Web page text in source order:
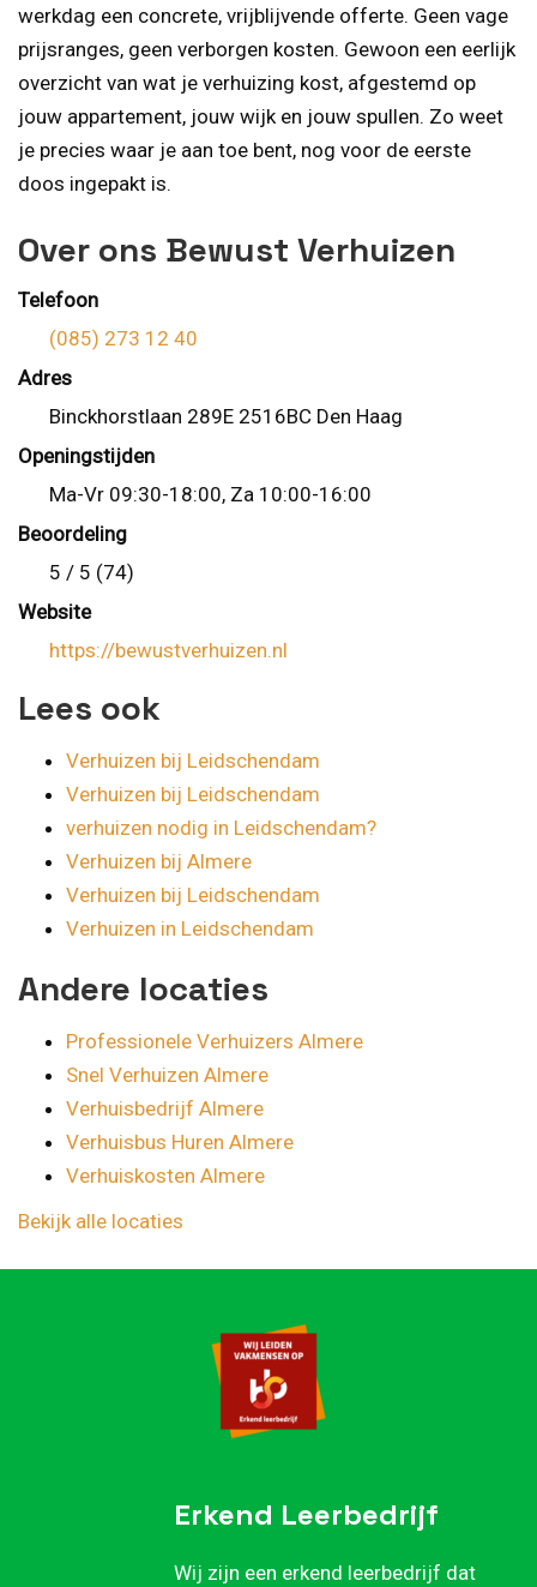
werkdag een concrete, vrijblijvende offerte. Geen vage
prijsranges, geen verborgen kosten. Gewoon een eerlijk
overzicht van wat je verhuizing kost, afgestemd op
jouw appartement, jouw wijk en jouw spullen. Zo weet
je precies waar je aan toe bent, nog voor de eerste
doos ingepakt is.
Over ons Bewust Verhuizen
Telefoon
(085) 273 12 40
Adres
Binckhorstlaan 289E 2516BC Den Haag
Openingstijden
Ma-Vr 09:30-18:00, Za 10:00-16:00
Beoordeling
5 / 5 (74)
Website
https://bewustverhuizen.nl
Lees ook
Verhuizen bij Leidschendam
Verhuizen bij Leidschendam
verhuizen nodig in Leidschendam?
Verhuizen bij Almere
Verhuizen bij Leidschendam
Verhuizen in Leidschendam
Andere locaties
Professionele Verhuizers Almere
Snel Verhuizen Almere
Verhuisbedrijf Almere
Verhuisbus Huren Almere
Verhuiskosten Almere
Bekijk alle locaties
Erkend Leerbedrijf
Wij zijn een erkend leerbedrijf dat